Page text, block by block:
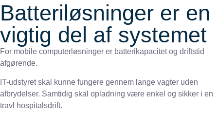
Batteriløsninger er en
vigtig del af systemet
For mobile computerløsninger er batterikapacitet og driftstid
afgørende.
IT-udstyret skal kunne fungere gennem lange vagter uden
afbrydelser. Samtidig skal opladning være enkel og sikker i en
travl hospitalsdrift.